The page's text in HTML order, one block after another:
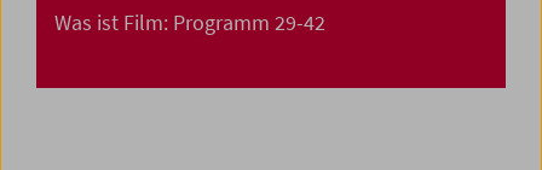
Was ist Film: Programm 29-42